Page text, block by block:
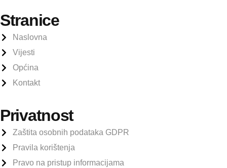
Stranice
Naslovna
Vijesti
Općina
Kontakt
Privatnost
Zaštita osobnih podataka GDPR
Pravila korištenja
Pravo na pristup informacijama